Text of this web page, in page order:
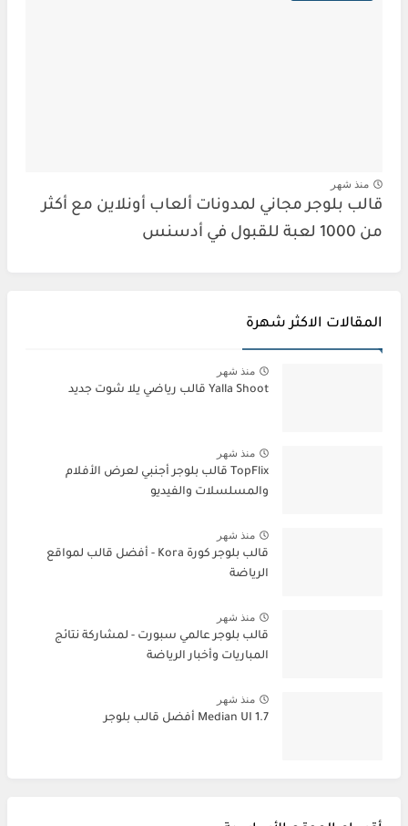
منذ شهر
قالب بلوجر مجاني لمدونات ألعاب أونلاين مع أكثر
من 1000 لعبة للقبول في أدسنس
المقالات الاكثر شهرة
منذ شهر
Yalla Shoot قالب رياضي يلا شوت جديد
منذ شهر
TopFlix قالب بلوجر أجنبي لعرض الأفلام
والمسلسلات والفيديو
منذ شهر
قالب بلوجر كورة Kora - أفضل قالب لمواقع
الرياضة
منذ شهر
قالب بلوجر عالمي سبورت - لمشاركة نتائج
المباريات وأخبار الرياضة
منذ شهر
Median UI 1.7 أفضل قالب بلوجر